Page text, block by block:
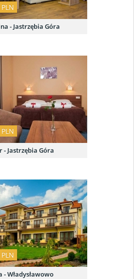
- Jastrzębia Góra
- Jastrzębia Góra
- Władysławowo